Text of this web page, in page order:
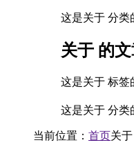
这是关于 分类
关于 的
这是关于 标签
这是关于 分类
当前位置： 首页关于